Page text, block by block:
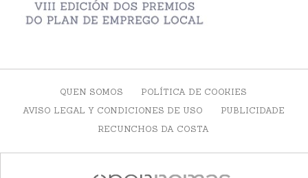
QUEN SOMOS
POLÍTICA DE COOKIES
AVISO LEGAL Y CONDICIONES DE USO
PUBLICIDADE
RECUNCHOS DA COSTA